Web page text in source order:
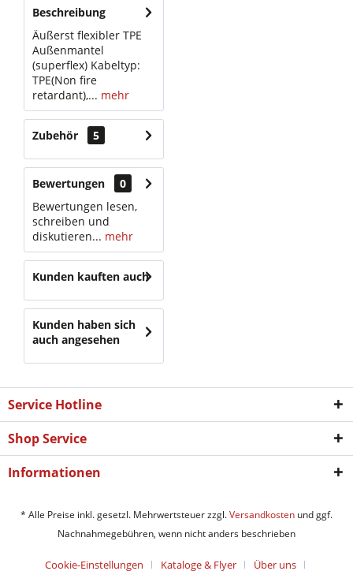
Beschreibung
Äußerst flexibler TPE
Außenmantel
(superflex) Kabeltyp:
TPE(Non fire
retardant),... mehr
Zubehör 5
Bewertungen
0
Bewertungen lesen,
schreiben und
diskutieren... mehr
Kunden kauften auch
Kunden haben sich
auch angesehen
Service Hotline
Shop Service
Informationen
* Alle Preise inkl. gesetzl. Mehrwertsteuer zzgl.Versandkosten und ggf.
Nachnahmegebühren, wenn nicht anders beschrieben
Cookie-Einstellungen Kataloge & Flyer Über uns